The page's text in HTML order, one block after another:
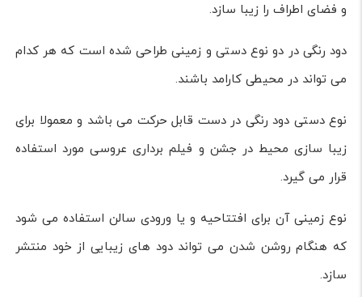
و فضای اطراف را زیبا سازد.
دود رنگی در دو نوع دستی و زمینی طراحی شده است که هر کدام
می تواند در محیطی کارامد باشند.
نوع دستی دود رنگی در دست قابل حرکت می باشد و معمولا برای
زیبا سازی محیط در جشن و فيلم برداری عروسی مورد استفاده
قرار می گیرد.
نوع زمینی آن برای افتتاحیه و یا ورودی سالن استفاده می شود
که هنگام روشن شدن می تواند دود های زیبایی از خود منتشر
سازد.